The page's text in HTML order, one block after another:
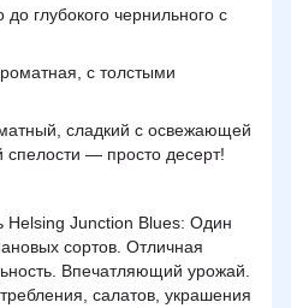
до глубокого чернильного с
с толстыми
сладкий с освежающей
спелости — просто десерт!
Helsing Junction Blues: Один
сортов. Отличная
Впечатляющий урожай.
салатов, украшения